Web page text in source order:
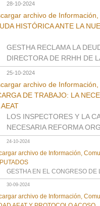
28-10-2024
GESTHA RECLAMA LA
DIRECTORA DE RRHH DE
25-10-2024
LOS INSPECTORES Y LA
NECESARIA REFORMA
24-10-2024
GESTHA EN EL CONGRESO DE
30-09-2024